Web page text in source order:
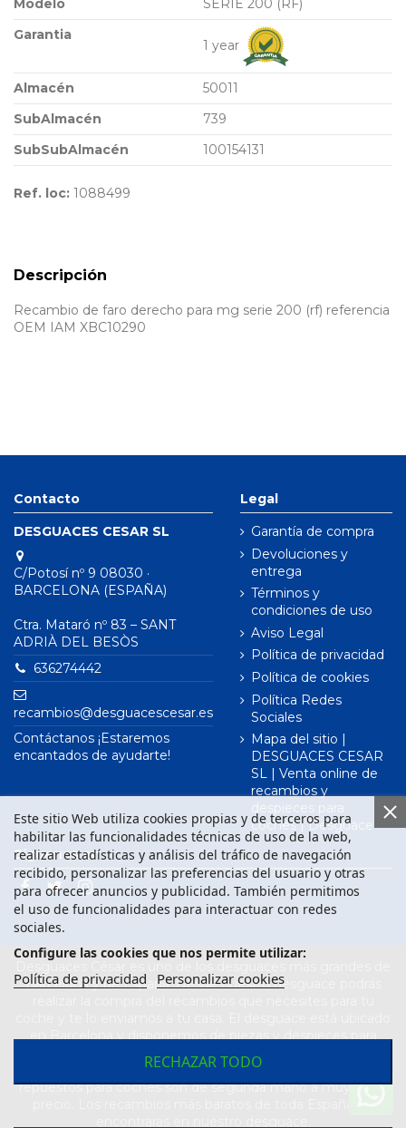
Modelo
SERIE 200 (RF)
Garantia
1 year
Almacén
50011
SubAlmacén
739
SubSubAlmacén
100154131
Ref. loc: 1088499
Descripción
Recambio de faro derecho para mg serie 200 (rf) referencia
OEM IAM XBC10290
Contacto
DESGUACES CESAR SL
C/Potosí nº 9 08030 ·
BARCELONA (ESPAÑA)
Ctra. Mataró nº 83 – SANT
ADRIÀ DEL BESÒS
636274442
recambios@desguacescesar.es
Contáctanos ¡Estaremos
encantados de ayudarte!
Legal
Garantía de compra
Devoluciones y
entrega
Términos y
condiciones de uso
Aviso Legal
Política de privacidad
Política de cookies
Política Redes
Sociales
Mapa del sitio |
DESGUACES CESAR
SL | Venta online de
recambios y
despieces para
coches | Desguace
Este sitio Web utiliza cookies propias y de terceros para
habilitar las funcionalidades técnicas de uso de la web,
realizar estadísticas y análisis del tráfico de navegación
recibido, personalizar las preferencias del usuario y otras
para ofrecer anuncios y publicidad. También permitimos
el uso de funcionalidades para interactuar con redes
sociales.
Configure las cookies que nos permite utilizar:
Política de privacidad Personalizar cookies
RECHAZAR TODO
Síguenos en
Barcelona y de España. Desde nuestro desguace podrás
en Barcelona y disponemos de piezas y despieces para
todas las marcas de vehículos. Compra el recambio que
necesitas para tu coche en nuestro desguace. Los
repuestos para coches son de segunda mano a muy buen